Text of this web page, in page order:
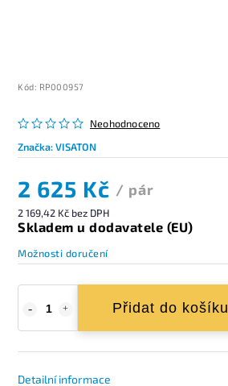
Kód: RP000957
Neohodnoceno
Značka:VISATON
2 625 Kč / pár
2 169,42 Kč bez DPH
Skladem u dodavatele (EU)
Možnosti doručení
Přidat do košíku
Detailní informace